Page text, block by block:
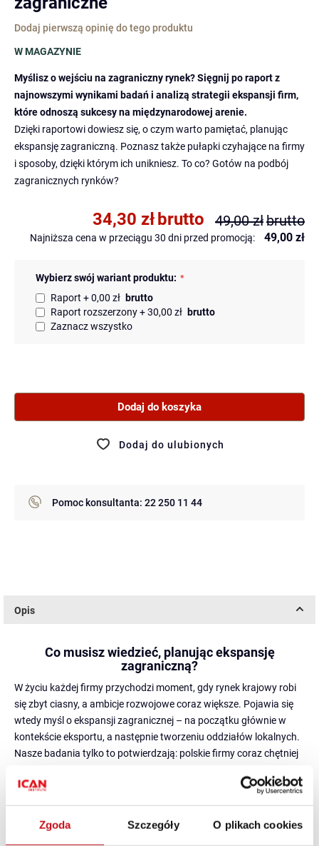
Zgoda Szczegóły O plikach cookies
Dodaj pierwszą opinię do tego produktu
W MAGAZYNIE
Myślisz o wejściu na zagraniczny rynek? Sięgnij po raport z
najnowszymi wynikami badań i analizą strategii ekspansji firm,
które odnoszą sukcesy na międzynarodowej arenie.
Dzięki raportowi dowiesz się, o czym warto pamiętać, planując
ekspansję zagraniczną. Poznasz także pułapki czyhające na firmy
i sposoby, dzięki którym ich unikniesz. To co? Gotów na podbój
zagranicznych rynków?
34,30 zł brutto 49,00 złbrutto
Najniższa cena w przeciągu 30 dni przed promocją: 49,00 zł
wariant
produktu:
Wybierz swój wariant produktu:
Raport
0,00 zł brutto
Raport rozszerzony
30,00 zł brutto
Zaznacz wszystko
Dodaj do koszyka
Dodaj do ulubionych
Pomoc konsultanta: 22 250 11 44
początek
Opis
Co musisz wiedzieć, planując ekspansję
zagraniczną?
W życiu każdej firmy przychodzi moment, gdy rynek krajowy robi
się zbyt ciasny, a ambicje rozwojowe coraz większe. Pojawia się
wtedy myśl o ekspansji zagranicznej – na początku głównie w
kontekście eksportu, a następnie tworzeniu oddziałów lokalnych.
Nasze badania tylko to potwierdzają: polskie firmy coraz chętniej
19 wcale nie ostudziły zapału ambitnych przedsiębiorców.
znaczący udział mają małe i średnie przedsiębiorstwa.
Należy jednak pamiętać, że